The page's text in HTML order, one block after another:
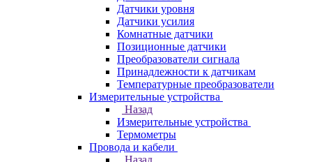
Датчики уровня
Датчики усилия
Комнатные датчики
Позиционные датчики
Преобразователи сигнала
Принадлежности к датчикам
Температурные преобразователи
Измерительные устройства
Назад
Измерительные устройства
Термометры
Провода и кабели